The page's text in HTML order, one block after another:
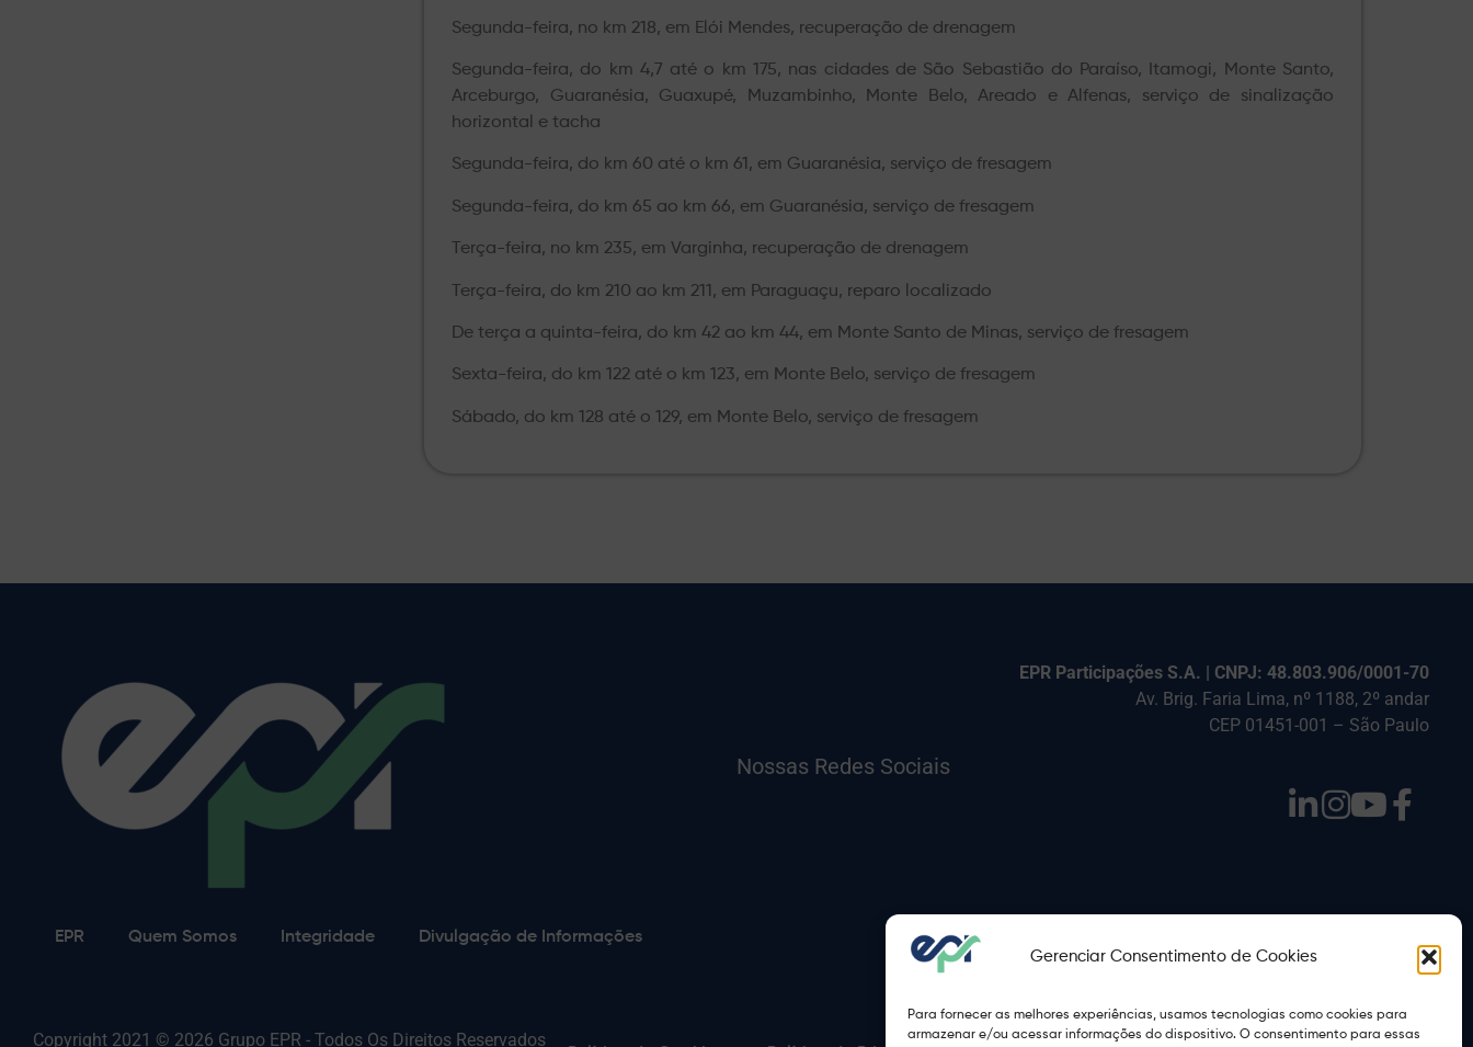
Gerenciar Consentimento de Cookies
Para fornecer as melhores experiências, usamos tecnologias como cookies para
armazenar e/ou acessar informações do dispositivo. O consentimento para essas
Segunda-feira, no km 218, em Elói Mendes, recuperação de drenagem
Segunda-feira, do km 4,7 até o km 175, nas cidades de São Sebastião do Paraíso, Itamogi, Monte Santo,
Arceburgo, Guaranésia, Guaxupé, Muzambinho, Monte Belo, Areado e Alfenas, serviço de sinalização
horizontal e tacha
Segunda-feira, do km 60 até o km 61, em Guaranésia, serviço de fresagem
Segunda-feira, do km 65 ao km 66, em Guaranésia, serviço de fresagem
Terça-feira, no km 235, em Varginha, recuperação de drenagem
Terça-feira, do km 210 ao km 211, em Paraguaçu, reparo localizado
De terça a quinta-feira, do km 42 ao km 44, em Monte Santo de Minas, serviço de fresagem
Sexta-feira, do km 122 até o km 123, em Monte Belo, serviço de fresagem
Sábado, do km 128 até o 129, em Monte Belo, serviço de fresagem
EPR Participações S.A. | CNPJ: 48.803.906/0001-70
Av. Brig. Faria Lima, nº 1188, 2º andar
CEP 01451-001 – São Paulo
Nossas Redes Sociais
EPR Quem Somos Integridade Divulgação de Informações
Copyright 2021 © 2026 Grupo EPR - Todos Os Direitos Reservados